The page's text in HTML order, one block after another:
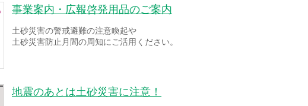
事業案内・広報啓発用品のご案内
土砂災害の警戒避難の注意喚起や
土砂災害防止月間の周知にご活用ください。
地震のあとは土砂災害に注意！